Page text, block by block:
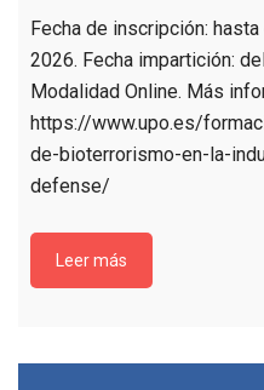
Fecha de inscripción:
2026. Fecha impartición:
Modalidad Online. Más
https://www.upo.es/
de-bioterrorismo-en-la-
defense/
Leer más